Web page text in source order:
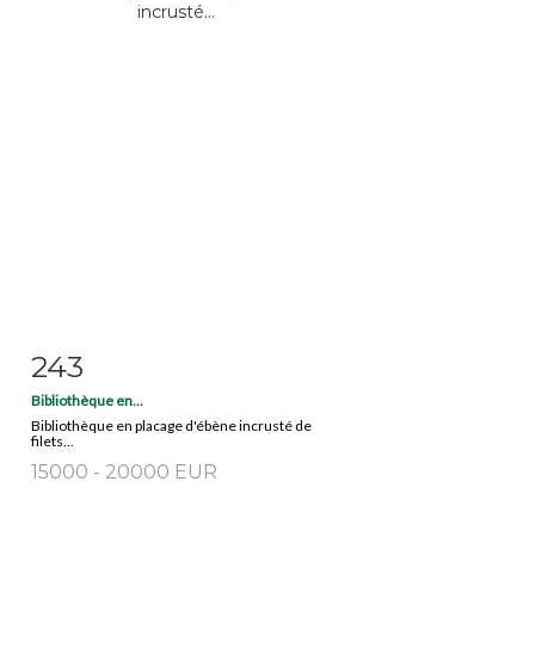
Fiche détaillée
243
Bibliothèque en...
Bibliothèque en placage d'ébène incrusté de
filets...
15000 - 20000 EUR